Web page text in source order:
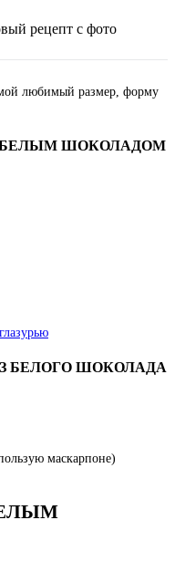
мой любимый размер, форму
БЕЛЫМ ШОКОЛАДОМ
БЕЛОГО ШОКОЛАДА
маскарпоне)